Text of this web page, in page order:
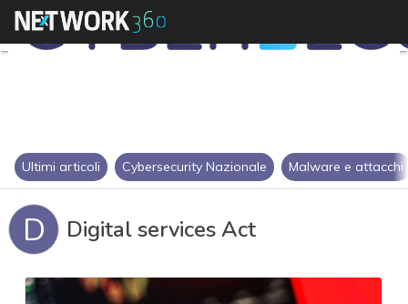
Ultimi articoli Cybersecurity Nazionale Malware e attacchi
D Digital services Act